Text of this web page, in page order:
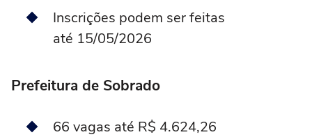
Inscrições podem ser feitas
até 15/05/2026
Prefeitura de Sobrado
66 vagas até R$ 4.624,26